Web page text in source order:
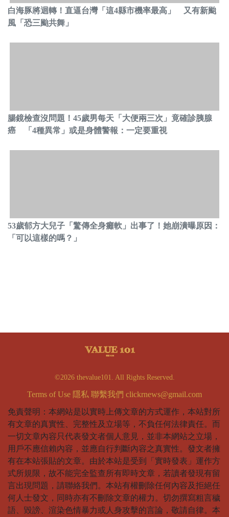
白海豚將迴轉！直逼台灣「這4縣市機率最高」 又有新颱
風「恐三颱共舞」
腸鏡檢查沒問題！45歲男每天「大便兩三次」竟確診胰腺
癌 「4種異常」或是身體警報：一定要重視
53歲郁方大兒子「驚傳全身癱軟」出事了！她崩潰曝原因：
「可以這樣的嗎？」
©2026 thevalue101. All Rights Reserved.
Terms of Use 隱私 聯繫我們 clickrnews@gmail.com
免責聲明：本網站是以實時上傳文章的方式運作，本站對所
有文章的真實性、完整性及立場等，不負任何法律責任。而
一切文章內容只代表發文者個人意見，並非本網站之立場，
用戶不應信賴內容，並應自行判斷內容之真實性。發文者擁
有在本站張貼的文章。由於本站是受到「實時發表」運作方
式所規限，故不能完全監查所有即時文章，若讀者發現有留
言出現問題，請聯絡我們。本站有權刪除任何內容及拒絕任
何人士發文，同時亦有不刪除文章的權力。切勿撰寫粗言穢
語、毀謗、渲染色情暴力或人身攻擊的言論，敬請自律。本